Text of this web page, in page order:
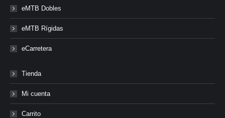
eMTB Dobles
eMTB Rígidas
eCarretera
Tienda
Mi cuenta
Carrito